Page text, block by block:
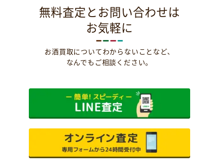
無料査定とお問い合わせは
お気軽に
お酒買取についてわからないことなど、
なんでもご相談ください。